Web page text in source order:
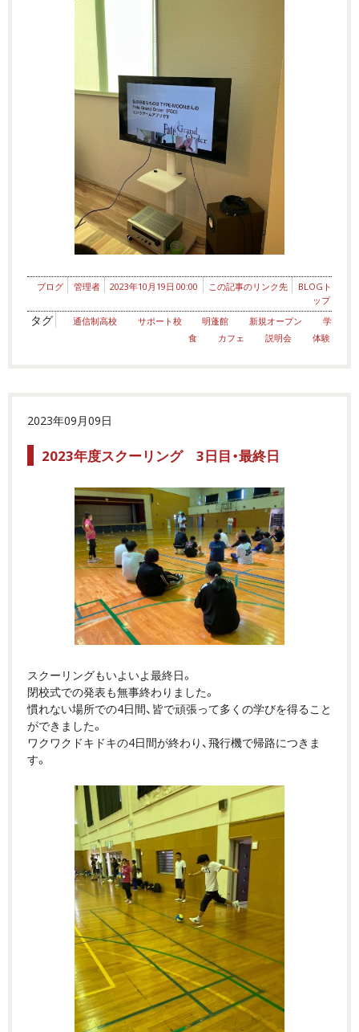
ブログ 管理者 2023年10月19日 00:00 この記事のリンク先
BLOGト
ップ
タグ 通信制高校 サポート校 明蓬館 新規オープン
学
食
カフェ 説明会 体験
2023年09月09日
2023年度スクーリング 3日目・最終日
スクーリングもいよいよ最終日。
閉校式での発表も無事終わりました。
慣れない場所での4日間、皆で頑張って多くの学びを得ること
ができました。
ワクワクドキドキの4日間が終わり、飛行機で帰路につきま
す。